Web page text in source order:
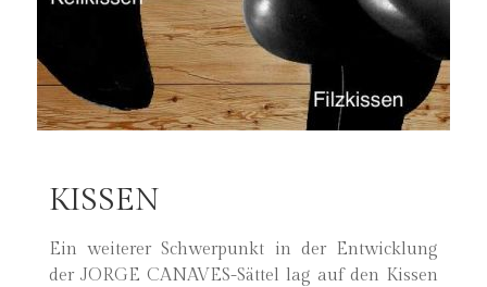
KISSEN
Ein weiterer Schwerpunkt in der Entwicklung
der JORGE CANAVES-Sättel lag auf den Kissen